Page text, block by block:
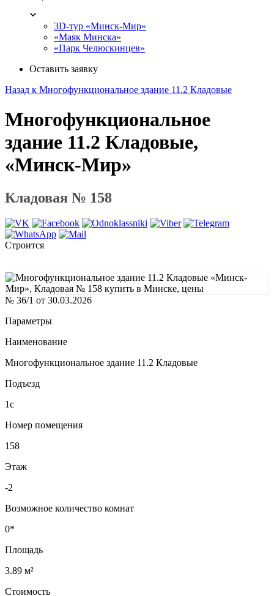
3D-тур «Минск-Мир»
«Маяк Минска»
«Парк Челюскинцев»
Оставить заявку
Назад к Многофункциональное здание 11.2 Кладовые
Многофункциональное
здание 11.2 Кладовые,
«Минск-Мир»
Кладовая № 158
Строится
№ 36/1 от 30.03.2026
Параметры
Наименование
Многофункциональное здание 11.2 Кладовые
Подъезд
1с
Номер помещения
158
Этаж
-2
Возможное количество комнат
0*
Площадь
3.89 м²
Стоимость